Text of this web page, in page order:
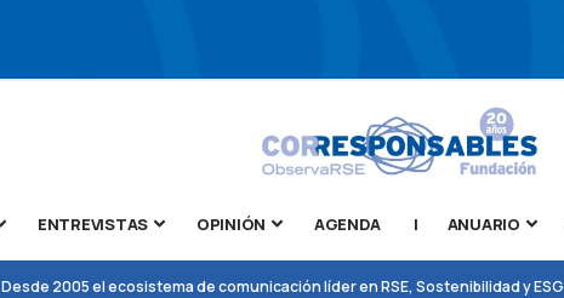
ENTREVISTAS OPINIÓN AGENDA | ANUARIO
Desde 2005 el ecosistema de comunicación líder en RSE, Sostenibilidad y ESG